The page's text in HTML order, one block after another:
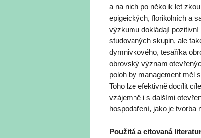
a na nich po několik let
epigeických, florikolních a
výzkumu dokládají
studovaných skupin, ale
dymnivkového, tesaříka
obrovský význam
poloh by management měl
Toho lze efektivně docílit
vzájemně i s dalšími
hospodaření, jako je tvorba
Použitá a citovaná